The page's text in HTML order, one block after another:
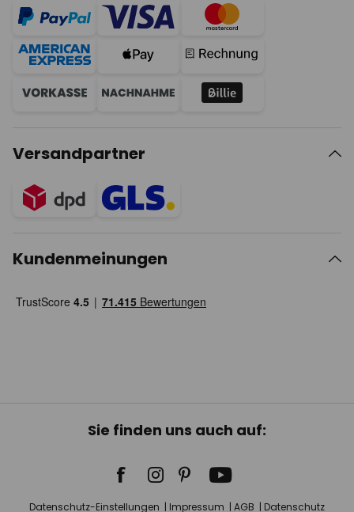
Versandpartner
Kundenmeinungen
Sie finden uns auch auf:
Datenschutz-Einstellungen Impressum AGB Datenschutz